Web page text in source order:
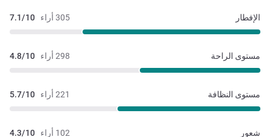
305 أراء 7.1/10 الإفطار
298 أراء 4.8/10 مستوى الراحة
221 أراء 5.7/10 مستوى النظافة
102 أراء 4.3/10 شعور